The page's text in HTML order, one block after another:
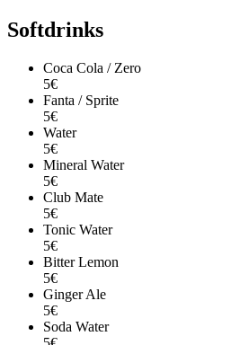
Softdrinks
Coca Cola / Zero
5€
Fanta / Sprite
5€
Water
5€
Mineral Water
5€
Club Mate
5€
Tonic Water
5€
Bitter Lemon
5€
Ginger Ale
5€
Soda Water